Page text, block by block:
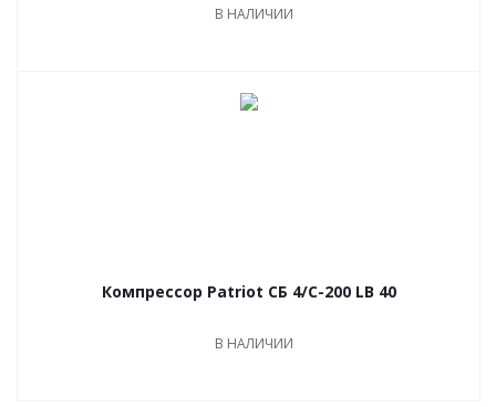
В НАЛИЧИИ
Компрессор Patriot СБ 4/С-200 LB 40
В НАЛИЧИИ